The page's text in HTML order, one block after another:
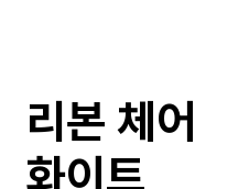
리본 체어
화이트